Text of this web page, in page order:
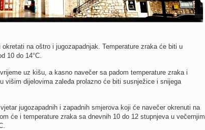
na oštro i jugozapadnjak. Temperature zraka će biti u
10 do 14°C.
uz kišu, a kasno navečer sa padom temperature zraka i
višim dijelovima zaleđa prolazno će biti susnježice i snijega
jugozapadnih i zapadnih smjerova koji će navečer okrenuti na
će i temperature zraka sa dnevnih 10 do 12 stupnjeva u večernjim